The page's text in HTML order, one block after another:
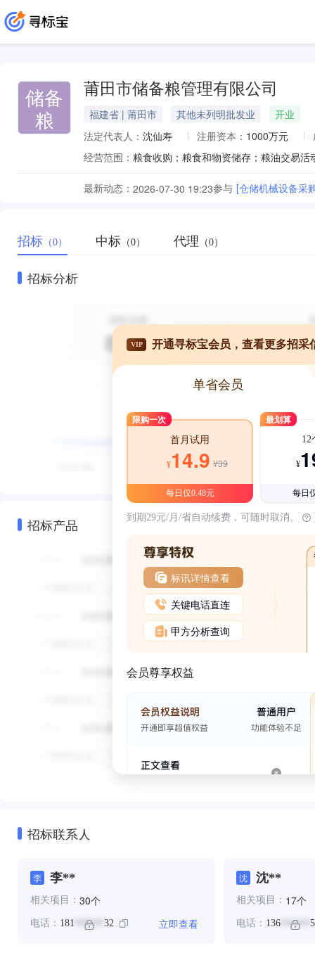
储备
粮
莆田市储备粮管理有限公司
福建省 | 莆田市 其他未列明批发业
开业
法定代表人： 沈仙寿 注册资本： 1000万元
经营范围：
最新动态： 2026-07-30 19:23参与 [仓储机械设备采
招标 （0） 中标 （0） 代理 （0）
招标分析
招标产品
VIP 开通寻标宝会员，查看更多招采
单省会员
限购一次
首月试用
¥14.9 ¥39
每日仅0.48元
最划算
12
¥
每日
到期29元/月/省自动续费，可随时取消。
标讯详情查看
关键电话直连
甲方分析查询
会员尊享权益
招标联系人
李 李**
相关项目： 30个
电话： 181 ****** 32 立即查看
沈 沈**
相关项目： 17个
电话： 136******